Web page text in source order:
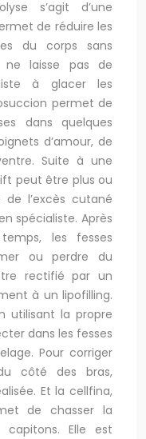
s’agit d’une
de réduire les
du corps sans
laisse pas de
à glacer les
permet de
dans quelques
d’amour, de
Suite à une
peut être plus ou
l’excès cutané
spécialiste. Après
les fesses
ou perdre du
rectifié par un
à un lipofilling.
utilisant la propre
dans les fesses
Pour corriger
côté des bras,
Et la cellfina,
de chasser la
Elle est